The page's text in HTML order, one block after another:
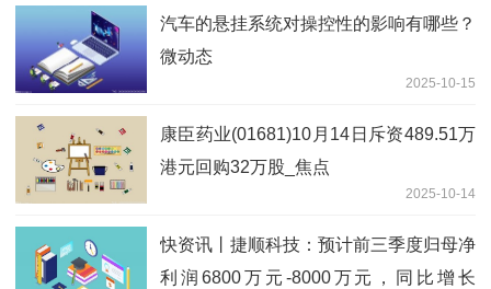
汽车的悬挂系统对操控性的影响有哪些？
微动态
2025-10-15
康臣药业(01681)10月14日斥资489.51万
港元回购32万股_焦点
2025-10-14
快资讯丨捷顺科技：预计前三季度归母净
利润6800万元-8000万元，同比增长